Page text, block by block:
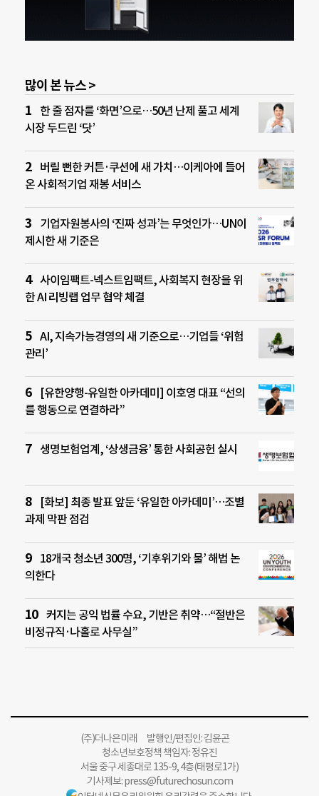
많이 본 뉴스 >
한 줄 점자를 ‘화면’으로…50년 난제 풀고 세계
시장 두드린 ‘닷’
버릴 뻔한 커튼·쿠션에 새 가치…이케아에 들어
온 사회적기업 재봉 서비스
기업자원봉사의 ‘진짜 성과’는 무엇인가…UN이
제시한 새 기준은
사이임팩트-넥스트임팩트, 사회복지 현장을 위
한 AI 리빙랩 업무 협약 체결
AI, 지속가능경영의 새 기준으로…기업들 ‘위험
관리’
[유한양행-유일한 아카데미] 이호영 대표 “선의
를 행동으로 연결하라”
생명보험업계, ‘상생금융’ 통한 사회공헌 실시
[화보] 최종 발표 앞둔 ‘유일한 아카데미’…조별
과제 막판 점검
18개국 청소년 300명, ‘기후위기와 물’ 해법 논
의한다
커지는 공익 법률 수요, 기반은 취약…“절반은
비정규직·나홀로 사무실”
(주)더나은미래 발행인/편집인: 김윤곤
청소년보호정책 책임자: 정유진
서울 중구 세종대로 135-9, 4층(태평로1가)
기사제보:press@futurechosun.com